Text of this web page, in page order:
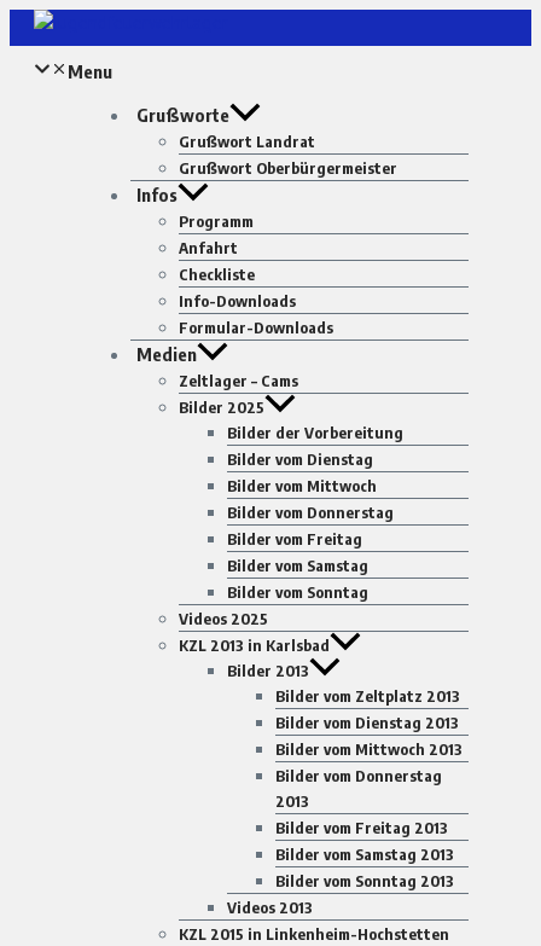
Zum
Inhalt
springenMenu
Grußworte
Grußwort Landrat
Grußwort Oberbürgermeister
Infos
Programm
Anfahrt
Checkliste
Info-Downloads
Formular-Downloads
Medien
Zeltlager – Cams
Bilder 2025
Bilder der Vorbereitung
Bilder vom Dienstag
Bilder vom Mittwoch
Bilder vom Donnerstag
Bilder vom Freitag
Bilder vom Samstag
Bilder vom Sonntag
Videos 2025
KZL 2013 in Karlsbad
Bilder 2013
Bilder vom Zeltplatz 2013
Bilder vom Dienstag 2013
Bilder vom Mittwoch 2013
Bilder vom Donnerstag
2013
Bilder vom Freitag 2013
Bilder vom Samstag 2013
Bilder vom Sonntag 2013
Videos 2013
KZL 2015 in Linkenheim-Hochstetten